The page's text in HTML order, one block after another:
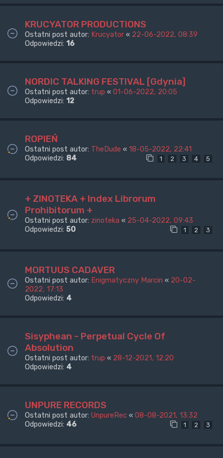
KRUCYATOR PRODUCTIONS
Ostatni post autor: Krucyator « 22-06-2022, 08:39
Odpowiedzi: 16
NORDIC TALKING FESTIVAL [Gdynia]
Ostatni post autor: trup « 01-06-2022, 20:05
Odpowiedzi: 12
ROPIEŃ
Ostatni post autor: TheDude « 18-05-2022, 22:41
Odpowiedzi: 84 1 2 3 4 5
+ ZINOTEKA + Index Librorum
Prohibitorum +
Ostatni post autor: zinoteka « 25-04-2022, 09:43
Odpowiedzi: 50 1 2 3
MORTUUS CADAVER
Ostatni post autor: Enigmatyczny Marcin « 20-02-
2022, 17:13
Odpowiedzi: 4
Sisyphean - Perpetual Cycle Of
Absolution
Ostatni post autor: trup « 28-12-2021, 12:20
Odpowiedzi: 4
UNPURE RECORDS
Ostatni post autor: UnpureRec « 08-08-2021, 13:32
Odpowiedzi: 46 1 2 3